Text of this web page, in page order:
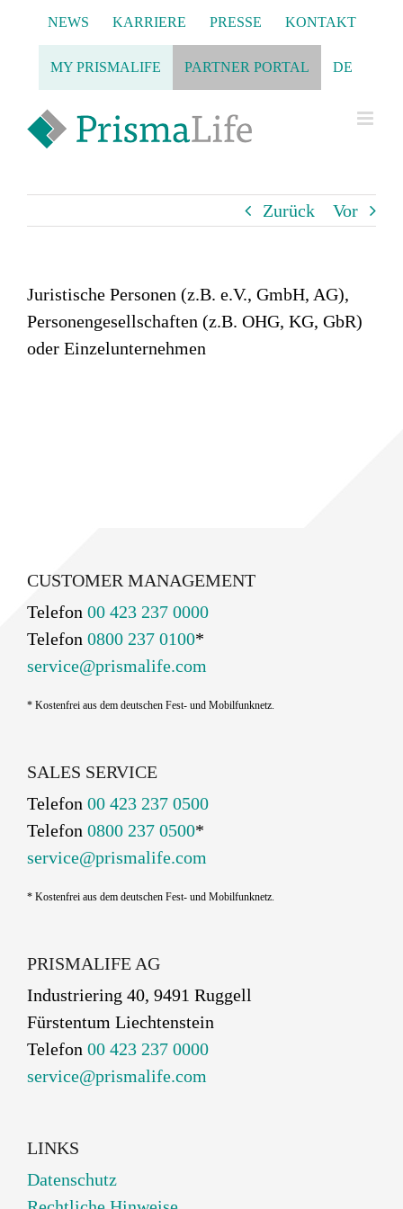
springen
NEWS KARRIERE PRESSE KONTAKT
MY PRISMALIFE PARTNER PORTAL DE
Zurück Vor
Juristische Personen (z.B. e.V., GmbH, AG),
Personengesellschaften (z.B. OHG, KG, GbR)
oder Einzelunternehmen
CUSTOMER MANAGEMENT
Telefon 00 423 237 0000
Telefon 0800 237 0100*
service@prismalife.com
* Kostenfrei aus dem deutschen Fest- und Mobilfunknetz.
SALES SERVICE
Telefon 00 423 237 0500
Telefon 0800 237 0500*
service@prismalife.com
* Kostenfrei aus dem deutschen Fest- und Mobilfunknetz.
PRISMALIFE AG
Industriering 40, 9491 Ruggell
Fürstentum Liechtenstein
Telefon 00 423 237 0000
service@prismalife.com
LINKS
Datenschutz